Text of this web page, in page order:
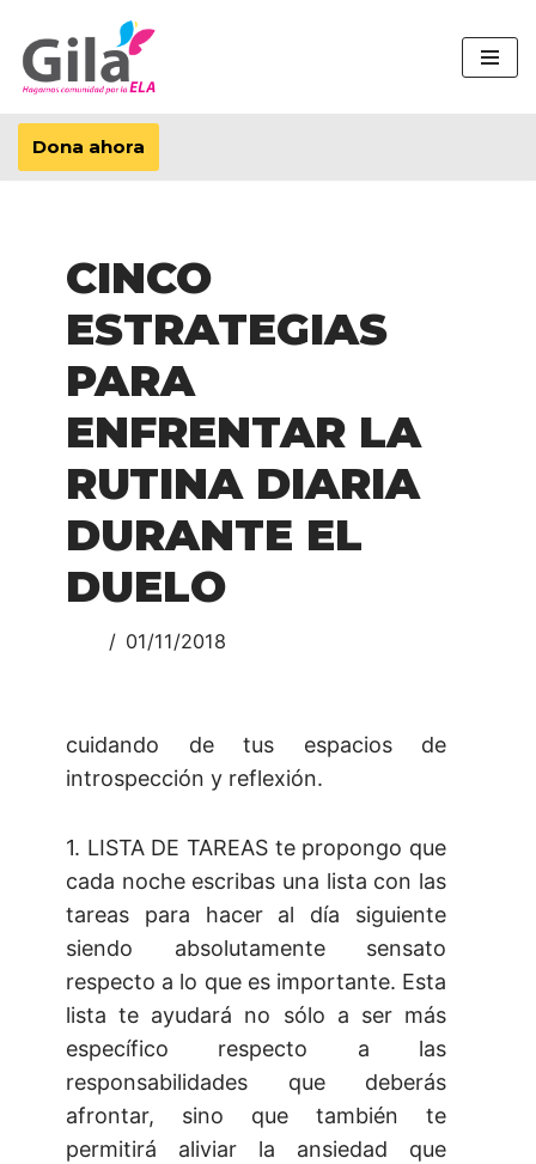
Saltar
al
contenido
Dona ahora
CINCO
ESTRATEGIAS
PARA
ENFRENTAR LA
RUTINA DIARIA
DURANTE EL
DUELO
01/11/2018
cuidando de tus espacios de
introspección y reflexión.
1. LISTA DE TAREAS te propongo que
cada noche escribas una lista con las
tareas para hacer al día siguiente
siendo absolutamente sensato
respecto a lo que es importante. Esta
lista te ayudará no sólo a ser más
específico respecto a las
responsabilidades que deberás
afrontar, sino que también te
permitirá aliviar la ansiedad que